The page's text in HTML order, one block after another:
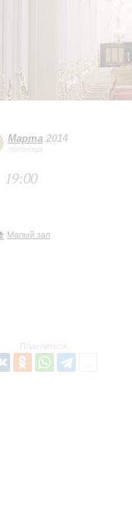
Марта 2014
пятница
19:00
Малый зал
Поделиться: